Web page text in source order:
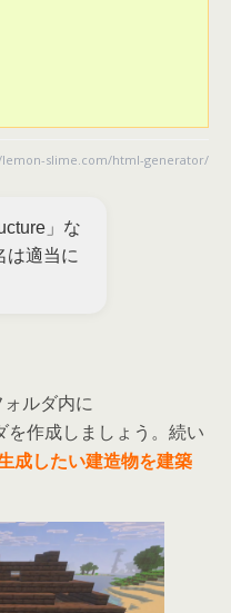
lemon-slime.com/html-generator/
」な
は適当に
ルダ内に
を作成しましょう。続い
成したい建造物を建築